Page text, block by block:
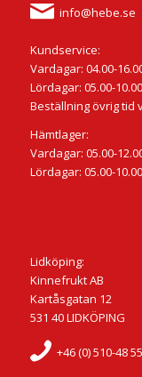
info@hebe.se
Kundservice:
Vardagar: 04.00-
Lördagar: 05.00-10.00
Beställning övrig tid
Hämtlager:
Vardagar: 05.00-
Lördagar: 05.00-10.00
Lidköping:
Kinnefrukt AB
Kartåsgatan 12
531 40 LIDKÖPING
+46 (0) 510-48